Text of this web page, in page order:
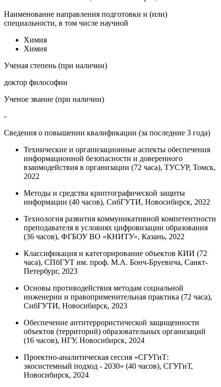
Наименование направления подготовки и (или)
специальности, в том числе научной
Химия
Химия
Ученая степень (при наличии)
доктор философии
Ученое звание (при наличии)
-
Сведения о повышении квалификации (за последние 3 года)
Технические и организационные аспекты обеспечения
информационной безопасности и доверенного
взаимодействия в организации (72 часа), ТУСУР, Томск,
2022
Методы и средства криптографической защиты
информации (40 часов), СибГУТИ, Новосибирск, 2022
Технология развития коммуникативной компетентности
преподавателя в условиях цифровизации образования
(36 часов), ФГБОУ ВО «КНИТУ», Казань, 2022
Классификация и категорирование объектов КИИ (72
часа), СПбГУТ им. проф. М.А. Бонч-Бруевича, Санкт-
Петербург, 2023
Основы противодействия методам социальной
инженерии и правоприменительная практика (72 часа),
СибГУТИ, Новосибирск, 2023
Обеспечение антитеррористической защищенности
объектов (территорий) образовательных организаций
(16 часов), НГУ, Новосибирск, 2024
Проектно-аналитическая сессия «СГУГиТ:
экосистемный подход - 2030» (40 часов), СГУГиТ,
Новосибирск, 2024